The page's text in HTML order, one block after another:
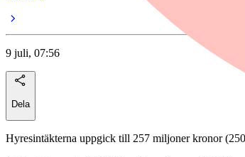
9 juli, 07:56
Dela
Hyresintäkterna uppgick till 257 miljoner kronor